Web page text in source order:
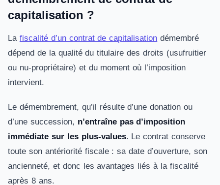
capitalisation ?
La fiscalité d’un contrat de capitalisation démembré
dépend de la qualité du titulaire des droits (usufruitier
ou nu-propriétaire) et du moment où l’imposition
intervient.
Le démembrement, qu’il résulte d’une donation ou
d’une succession, n’entraîne pas d’imposition
immédiate sur les plus-values. Le contrat conserve
toute son antériorité fiscale : sa date d’ouverture, son
ancienneté, et donc les avantages liés à la fiscalité
après 8 ans.